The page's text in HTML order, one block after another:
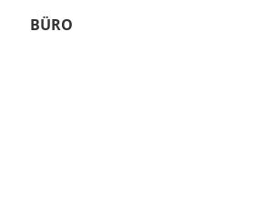
BÜRO